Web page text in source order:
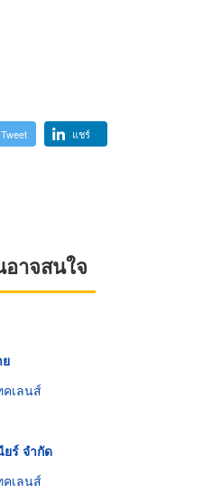
Tweet แชร์
าจสนใจ
เลนส์
ยร์ จำกัด
เลนส์